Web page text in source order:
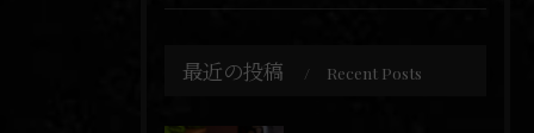
最近の投稿 Recent Posts